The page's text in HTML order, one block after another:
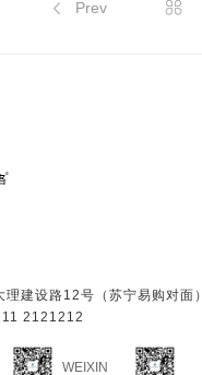
 Prev 
理建设路12号（苏宁易购对面）
2121212
WEIXIN